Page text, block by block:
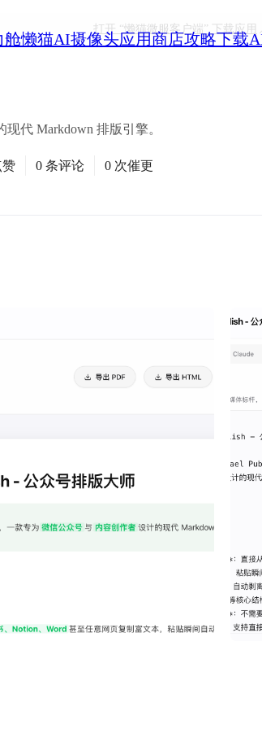
舱懒猫AI摄像头应用商店攻略下载
打开 “懒猫微服客户端”下载应用
代 Markdown 排版引擎。
赞 0 条评论 0 次催更